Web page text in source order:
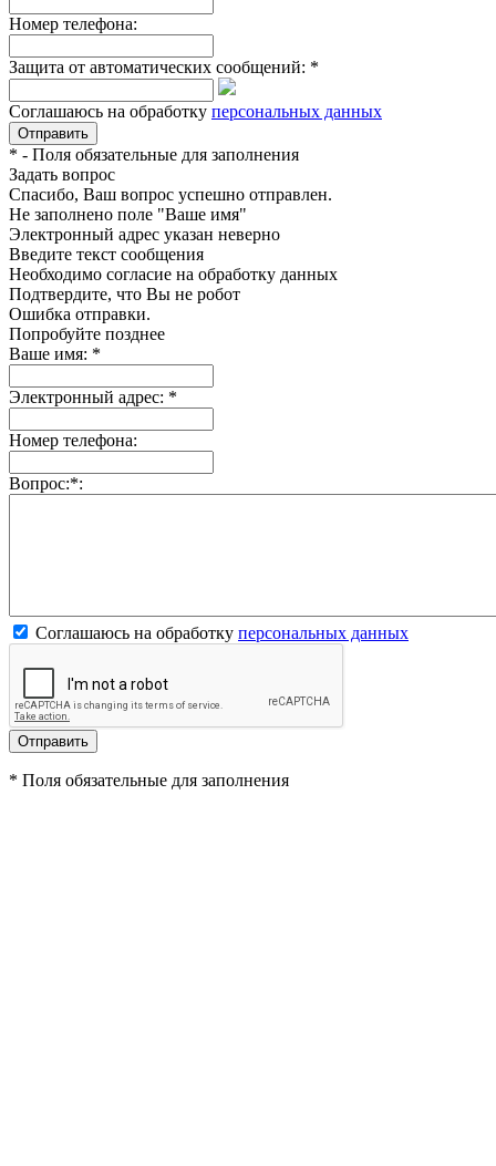
Номер телефона:
Защита от автоматических сообщений: *
Соглашаюсь на обработку персональных данных
* - Поля обязательные для заполнения
Задать вопрос
Спасибо, Ваш вопрос успешно отправлен.
Не заполнено поле "Ваше имя"
Электронный адрес указан неверно
Введите текст сообщения
Необходимо согласие на обработку данных
Подтвердите, что Вы не робот
Ошибка отправки.
Попробуйте позднее
Ваше имя: *
Электронный адрес: *
Номер телефона:
Вопрос:*:
Соглашаюсь на обработку персональных данных
* Поля обязательные для заполнения